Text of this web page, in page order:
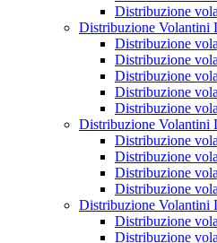
Distribuzione
Distribuzione Volantini
Distribuzione
Distribuzione
Distribuzione
Distribuzione
Distribuzione
Distribuzione Volantini
Distribuzione
Distribuzione
Distribuzione
Distribuzione
Distribuzione Volantini
Distribuzione
Distribuzione